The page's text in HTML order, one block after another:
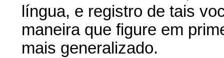
língua, e registro de tais
maneira que figure em
mais generalizado.